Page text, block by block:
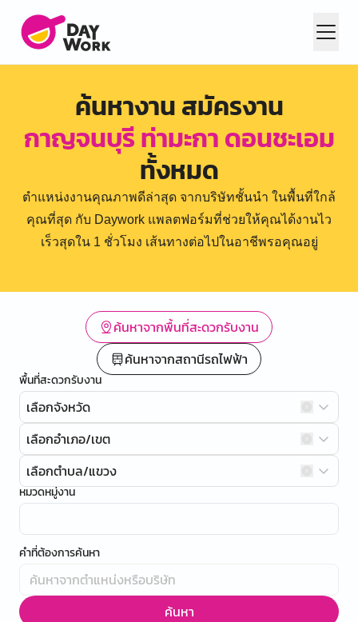
ค้นหางาน สมัครงาน
กาญจนบุรี ท่ามะกา ดอนชะเอม
ทั้งหมด
ตำแหน่งงานคุณภาพดีล่าสุด จากบริษัทชั้นนำ ในพื้นที่ใกล้
คุณที่สุด กับ Daywork แพลตฟอร์มที่ช่วยให้คุณได้งานไว
เร็วสุดใน 1 ชั่วโมง เส้นทางต่อไปในอาชีพรอคุณอยู่
ค้นหาจากพื้นที่สะดวกรับงาน
ค้นหาจากสถานีรถไฟฟ้า
พื้นที่สะดวกรับงาน
เลือกจังหวัด
เลือกอำเภอ/เขต
เลือกตำบล/แขวง
หมวดหมู่งาน
คำที่ต้องการค้นหา
ค้นหา